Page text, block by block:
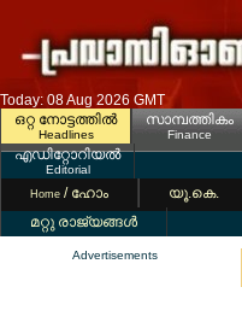
Today: 08 Aug 2026 GMT
ഒറ്റ നോട്ടത്തില്‍
Headlines
സാമ്പത്തികം
Finance
എഡിറ്റോറിയല്‍
Editorial
Home / ഹോം യൂ.കെ.
മറ്റു രാജ്യങ്ങള്‍
Advertisements